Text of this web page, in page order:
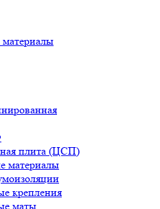
плита (ЦСП)
материалы
крепления
маты